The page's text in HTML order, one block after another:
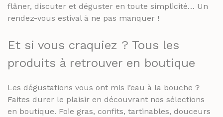
flâner, discuter et déguster en toute simplicité… Un
rendez-vous estival à ne pas manquer !
Et si vous craquiez ? Tous les
produits à retrouver en boutique
Les dégustations vous ont mis l’eau à la bouche ?
Faites durer le plaisir en découvrant nos sélections
en boutique. Foie gras, confits, tartinables, douceurs